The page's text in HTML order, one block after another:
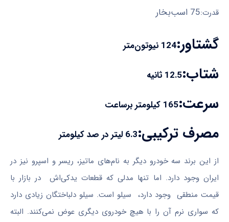
قدرت:75 اسب‌بخار
گشتاور:124 نیوتون‌متر
شتاب:12.5 ثانیه
سرعت:165 کیلومتر برساعت
مصرف ترکیبی:6.3 لیتر در صد کیلومتر
از این برند سه خودرو دیگر به نام‌های ماتیز، ریسر و اسپرو نیز در
ایران وجود دارد. اما تنها مدلی که قطعات یدکی‌اش در بازار با
قیمت منطقی وجود دارد، سیلو است. سیلو دلباختگان زیادی دارد
که سواری نرم آن را با هیچ خودروی دیگری عوض نمی‌کنند. البته